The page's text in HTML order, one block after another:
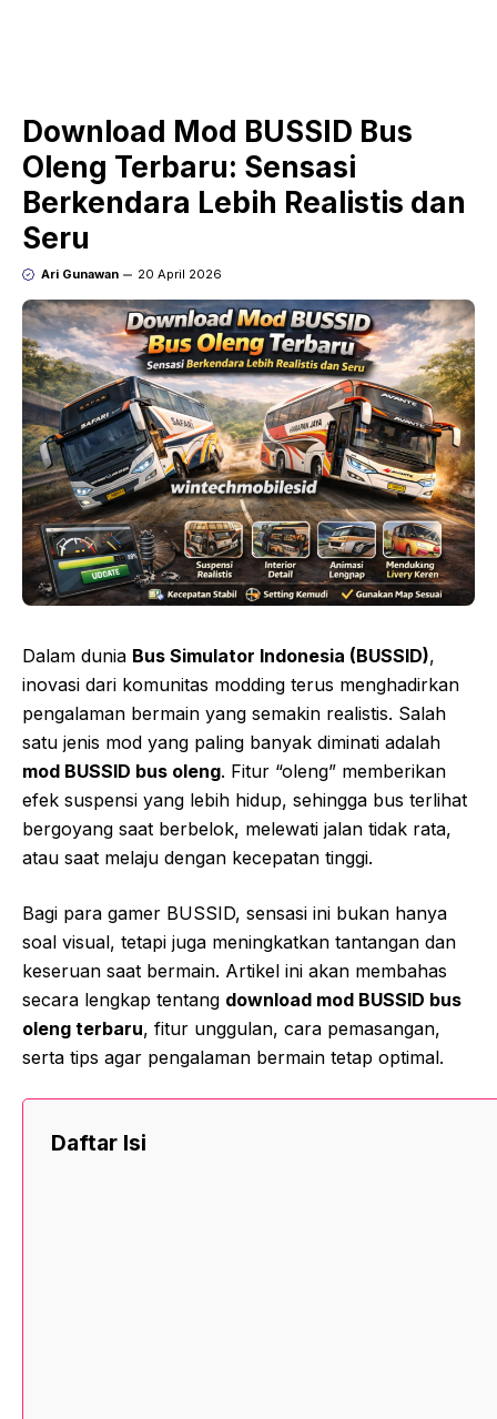
Download Mod BUSSID Bus
Oleng Terbaru: Sensasi
Berkendara Lebih Realistis dan
Seru
Ari Gunawan 20 April 2026
Dalam dunia Bus Simulator Indonesia (BUSSID),
inovasi dari komunitas modding terus menghadirkan
pengalaman bermain yang semakin realistis. Salah
satu jenis mod yang paling banyak diminati adalah
mod BUSSID bus oleng. Fitur “oleng” memberikan
efek suspensi yang lebih hidup, sehingga bus terlihat
bergoyang saat berbelok, melewati jalan tidak rata,
atau saat melaju dengan kecepatan tinggi.
Bagi para gamer BUSSID, sensasi ini bukan hanya
soal visual, tetapi juga meningkatkan tantangan dan
keseruan saat bermain. Artikel ini akan membahas
secara lengkap tentang download mod BUSSID bus
oleng terbaru, fitur unggulan, cara pemasangan,
serta tips agar pengalaman bermain tetap optimal.
Daftar Isi